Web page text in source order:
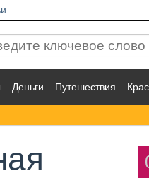
Деньги Путешествия